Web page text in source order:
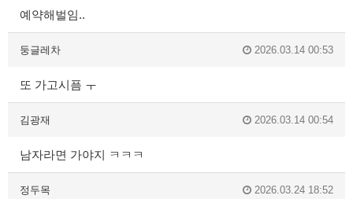
예약해벌임..
둥글레차 2026.03.14 00:53
또 가고시픔 ㅜ
김광재 2026.03.14 00:54
남자라면 가야지 ㅋㅋㅋ
정두목 2026.03.24 18:52